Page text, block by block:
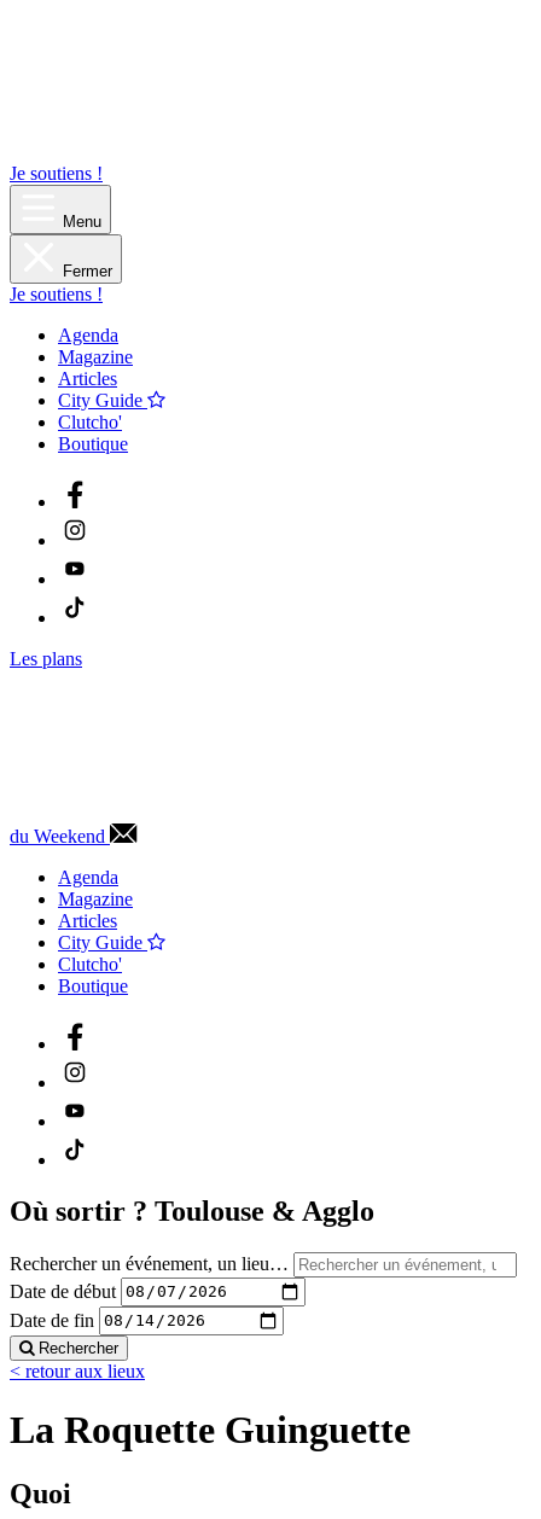
Je soutiens !
Menu
Fermer
Je soutiens !
Agenda
Magazine
Articles
City Guide
Clutcho'
Boutique
Les plans
du Weekend
Agenda
Magazine
Articles
City Guide
Clutcho'
Boutique
Où sortir ? Toulouse & Agglo
Rechercher un événement, un lieu…
Date de début
Date de fin
Rechercher
< retour aux lieux
La Roquette Guinguette
Quoi